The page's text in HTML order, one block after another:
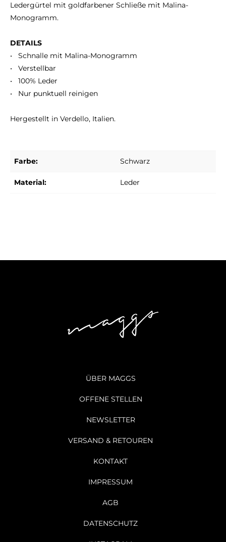
Ledergürtel mit goldfarbener Schließe mit Malina-
Monogramm.
DETAILS
• Schnalle mit Malina-Monogramm
• Verstellbar
• 100% Leder
• Nur punktuell reinigen
Hergestellt in Verdello, Italien.
Farbe: Schwarz
Material: Leder
ÜBER MAGGS
OFFENE STELLEN
NEWSLETTER
VERSAND & RETOUREN
KONTAKT
IMPRESSUM
AGB
DATENSCHUTZ